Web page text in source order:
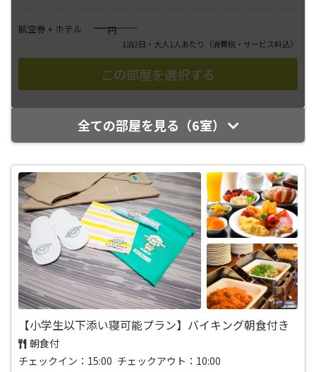
航空券 + ホテル ――――円
1泊2日・大人1人あたり （消費税・サービス料込）
全ての部屋を見る（6室）
【小学生以下添い寝可能プラン】バイキング朝食付き
朝食付
チェックイン：15:00 チェックアウト：10:00